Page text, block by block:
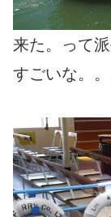
来た。って
すごいな。。